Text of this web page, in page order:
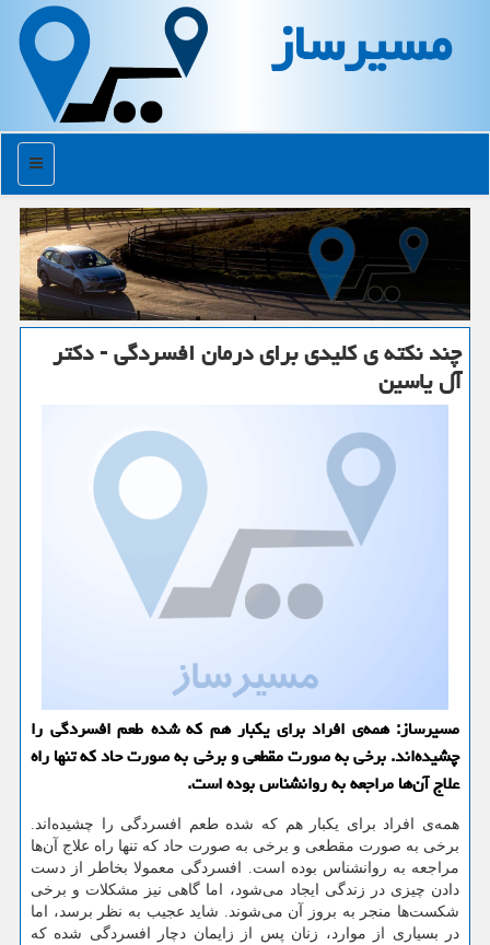
مسیرساز
منو
چند نكته ی كلیدی برای درمان افسردگی - دكتر
آل یاسین
مسیرساز: همه‌ی افراد برای یكبار هم كه شده طعم افسردگی را
چشیده‌اند. برخی به صورت مقطعی و برخی به صورت حاد كه تنها راه
علاج آن‌ها مراجعه به روانشناس بوده است.
همه‌ی افراد برای یکبار هم که شده طعم افسردگی را چشیده‌اند.
برخی به صورت مقطعی و برخی به صورت حاد که تنها راه علاج آن‌ها
مراجعه به روانشناس بوده است. افسردگی معمولا بخاطر از دست
دادن چیزی در زندگی ایجاد می‌شود، اما گاهی نیز مشکلات و برخی
شکست‌ها منجر به بروز آن می‌شوند. شاید عجیب به نظر برسد، اما
در بسیاری از موارد، زنان پس از زایمان دچار افسردگی شده که